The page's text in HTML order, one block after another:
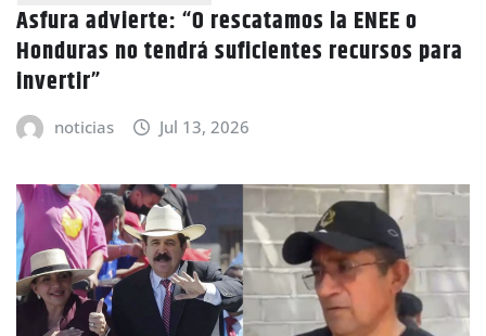
Asfura advierte: “O rescatamos la ENEE o
Honduras no tendrá suficientes recursos para
invertir”
noticias Jul 13, 2026